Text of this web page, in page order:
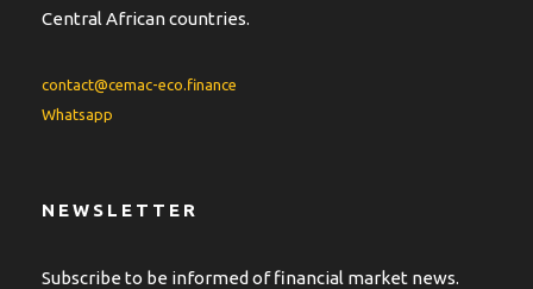
Central African countries.
contact@cemac-eco.finance
Whatsapp
NEWSLETTER
Subscribe to be informed of financial market news.